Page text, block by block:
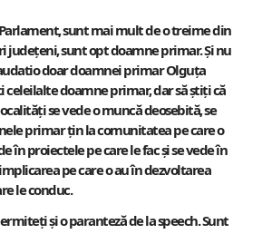
sunt mai mult de o treime din
județeni, sunt opt doamne primar. Și nu
doar doamnei primar Olguța
celeilalte doamne primar, dar să știți că
se vede o muncă deosebită, se
primar țin la comunitatea pe care o
în proiectele pe care le fac și se vede în
pe care o au în dezvoltarea
le conduc.
și o paranteză de la speech. Sunt